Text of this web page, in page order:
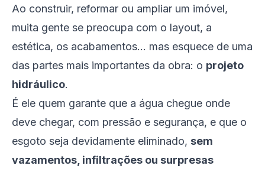
Ao construir, reformar ou ampliar um imóvel,
muita gente se preocupa com o layout, a
estética, os acabamentos... mas esquece de uma
das partes mais importantes da obra: o projeto
hidráulico.
É ele quem garante que a água chegue onde
deve chegar, com pressão e segurança, e que o
esgoto seja devidamente eliminado, sem
vazamentos, infiltrações ou surpresas